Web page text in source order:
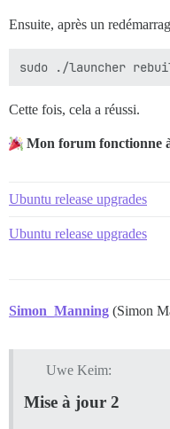
Ensuite, après un
Cette fois, cela a réussi.
Mon forum fonctionne
Ubuntu release upgrades
Ubuntu release upgrades
Simon_Manning (Simon
Uwe Keim:
Mise à jour 2